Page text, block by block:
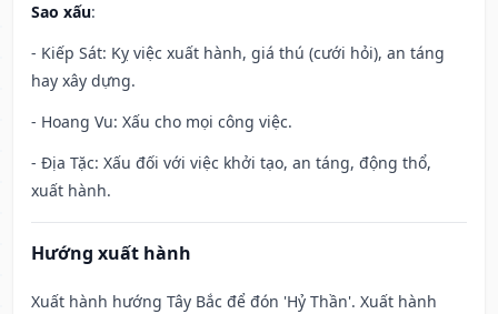
Sao xấu:
- Kiếp Sát: Kỵ việc xuất hành, giá thú (cưới hỏi), an táng
hay xây dựng.
- Hoang Vu: Xấu cho mọi công việc.
- Địa Tặc: Xấu đối với việc khởi tạo, an táng, động thổ,
xuất hành.
Hướng xuất hành
Xuất hành hướng Tây Bắc để đón 'Hỷ Thần'. Xuất hành